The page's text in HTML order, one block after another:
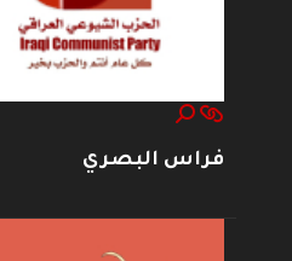
فراس البصري